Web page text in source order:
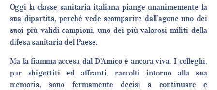
Oggi la classe sanitaria italiana piange unanimemente la
sua dipartita, perché vede scomparire dall’agone uno dei
suoi più validi campioni, uno dei più valorosi militi della
difesa sanitaria del Paese.
Ma la fiamma accesa dal D’Amico è ancora viva. I colleghi,
pur sbigottiti ed affranti, raccolti intorno alla sua
memoria, sono fermamente decisi a continuare e